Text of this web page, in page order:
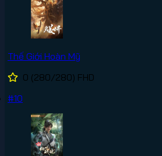
Thế Giới Hoàn Mỹ
0 (280/280) FHD
#10